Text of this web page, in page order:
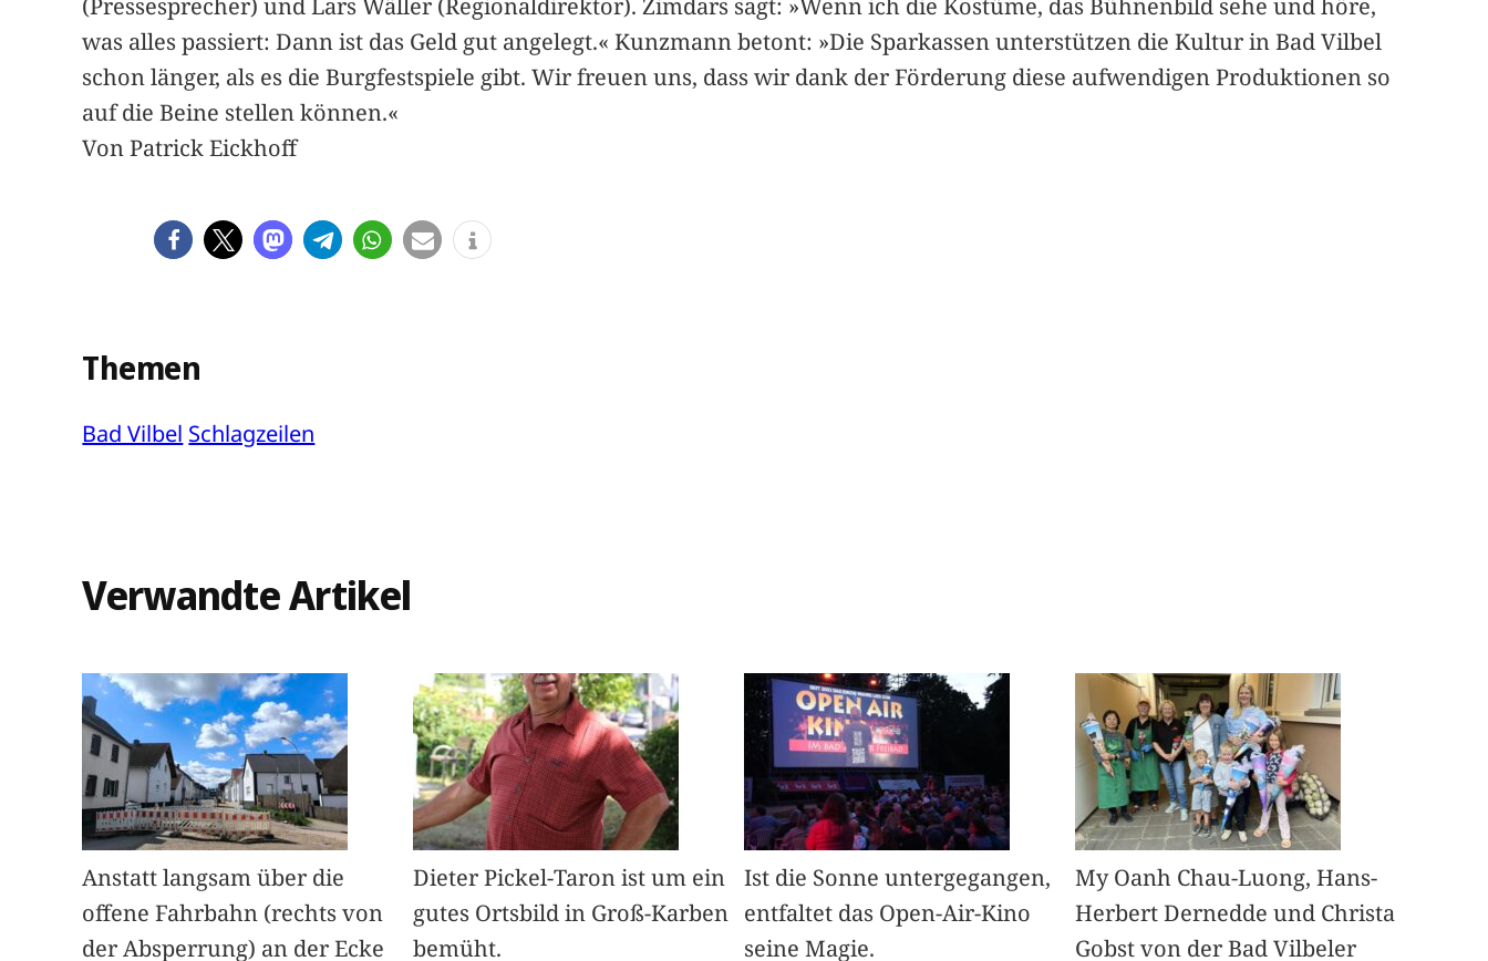
(Pressesprecher) und Lars Wäller (Regionaldirektor). Zimdars sagt: »Wenn ich die Kostüme, das Bühnenbild sehe und höre,
was alles passiert: Dann ist das Geld gut angelegt.« Kunzmann betont: »Die Sparkassen unterstützen die Kultur in Bad Vilbel
schon länger, als es die Burgfestspiele gibt. Wir freuen uns, dass wir dank der Förderung diese aufwendigen Produktionen so
auf die Beine stellen können.«
Von Patrick Eickhoff
Themen
Bad Vilbel Schlagzeilen
Verwandte Artikel
Anstatt langsam über die
offene Fahrbahn (rechts von
der Absperrung) an der Ecke
Dieter Pickel-Taron ist um ein
gutes Ortsbild in Groß-Karben
bemüht.
Ist die Sonne untergegangen,
entfaltet das Open-Air-Kino
seine Magie.
My Oanh Chau-Luong, Hans-
Herbert Dernedde und Christa
Gobst von der Bad Vilbeler